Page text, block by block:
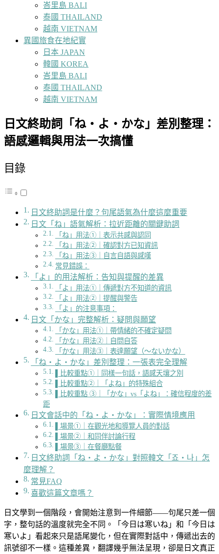
峇里島 BALI
泰國 THAILAND
越南 VIETNAM
異國旅食在地紀實
日本 JAPAN
韓國 KOREA
峇里島 BALI
泰國 THAILAND
越南 VIETNAM
日文終助詞「ね・よ・かな」差別整理：
語感邏輯與用法一次搞懂
目錄
日文終助詞是什麼？句尾語氣為什麼這麼重要
日文「ね」語氣解析：拉近距離的關鍵助詞
「ね」用法①｜表示共感與認同
「ね」用法②｜確認對方已知資訊
「ね」用法③｜自言自語與感嘆
常見錯誤：
「よ」的用法解析：告知與提醒的差異
「よ」用法①｜傳遞對方不知道的資訊
「よ」用法②｜提醒與警告
「よ」的注意事項：
日文「かな」完整解析：疑問與願望
「かな」用法①｜帶情緒的不確定疑問
「かな」用法②｜自問自答
「かな」用法③｜表達願望（～ないかな）
「ね・よ・かな」差別整理：一張表完全理解
▌比較重點①｜同樣一句話，語感天壤之別
▌比較重點②｜「よね」的特殊組合
▌比較重點 ③｜「かな」vs「よね」：確信程度的差
距
日文會話中的「ね・よ・かな」：實際情境應用
▌場景①｜在觀光地和導覽人員的對話
▌場景②｜和同伴討論行程
▌場景③｜在餐廳點餐
日文終助詞「ね・よ・かな」對照韓文「죠・나」怎
麼理解？
常見FAQ
喜歡這篇文章嗎？
日文學到一個階段，會開始注意到一件細節——句尾只差一個
字，整句話的溫度就完全不同。「今日は寒いね」和「今日は
寒いよ」看起來只是語尾變化，但在實際對話中，傳遞出去的
訊號卻不一樣。這種差異，翻譯幾乎無法呈現，卻是日文真正